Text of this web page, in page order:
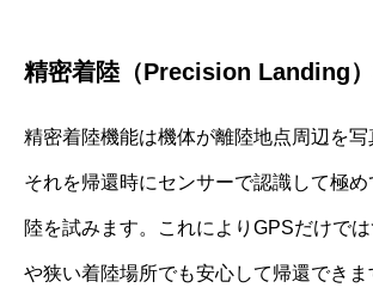
精密着陸（Precision Landing
精密着陸機能は機体が離陸地点周辺を写
それを帰還時にセンサーで認識して極
陸を試みます。これによりGPSだけで
や狭い着陸場所でも安心して帰還でき